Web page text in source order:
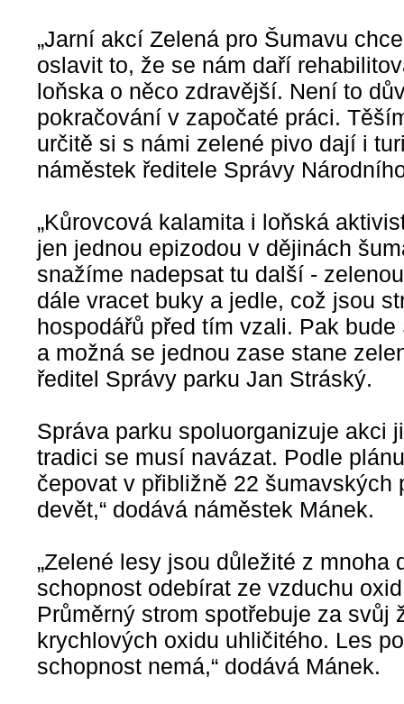
„Jarní akcí Zelená pro Šumavu
oslavit to, že se nám daří
loňska o něco zdravější. Není to
pokračování v započaté práci.
určitě si s námi zelené pivo dají i
náměstek ředitele Správy
„Kůrovcová kalamita i loňská
jen jednou epizodou v dějinách
snažíme nadepsat tu další -
dále vracet buky a jedle, což jsou
hospodářů před tím vzali. Pak
a možná se jednou zase stane
ředitel Správy parku Jan Stráský.
Správa parku spoluorganizuje akci
tradici se musí navázat. Podle
čepovat v přibližně 22 šumavských
devět,“ dodává náměstek Mánek.
„Zelené lesy jsou důležité z mnoha
schopnost odebírat ze vzduchu
Průměrný strom spotřebuje za svůj
krychlových oxidu uhličitého. Les
schopnost nemá,“ dodává Mánek.